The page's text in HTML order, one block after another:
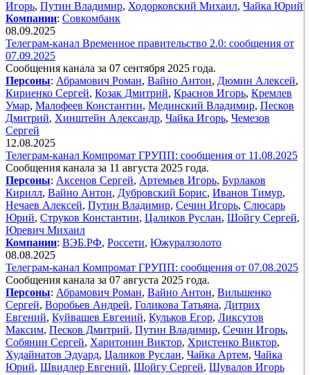
Игорь, Путин Владимир, Ходорковский Михаил, Чайка Юрий
Компании: Совкомбанк
08.09.2025
Телеграм-канал Временное правительство 2.0: сообщения от
07.09.2025
Сообщения канала за 07 сентября 2025 года.
Персоны: Абрамович Роман, Вайно Антон, Дюмин Алексей,
Кириенко Сергей, Козак Дмитрий, Краснов Игорь, Кремлев
Умар, Малофеев Константин, Мединский Владимир, Песков
Дмитрий, Хинштейн Александр, Чайка Игорь, Чемезов
Сергей
12.08.2025
Телеграм-канал Компромат ГРУПП: сообщения от 11.08.2025
Сообщения канала за 11 августа 2025 года.
Персоны: Аксенов Сергей, Артемьев Игорь, Бурлаков
Кирилл, Вайно Антон, Дубровский Борис, Иванов Тимур,
Нечаев Алексей, Путин Владимир, Сечин Игорь, Слюсарь
Юрий, Струков Константин, Цаликов Руслан, Шойгу Сергей,
Юревич Михаил
Компании: ВЭБ.РФ, Россети, Южуралзолото
08.08.2025
Телеграм-канал Компромат ГРУПП: сообщения от 07.08.2025
Сообщения канала за 07 августа 2025 года.
Персоны: Абрамович Роман, Вайно Антон, Вильшенко
Сергей, Воробьев Андрей, Голикова Татьяна, Дитрих
Евгений, Куйвашев Евгений, Кульков Егор, Ликсутов
Максим, Песков Дмитрий, Путин Владимир, Сечин Игорь,
Собянин Сергей, Харитонин Виктор, Христенко Виктор,
Худайнатов Эдуард, Цаликов Руслан, Чайка Артем, Чайка
Юрий, Швидлер Евгений, Шойгу Сергей, Шувалов Игорь